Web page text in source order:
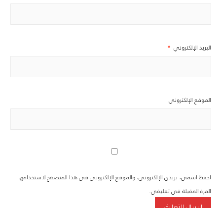
البريد الإلكتروني *
الموقع الإلكتروني
احفظ اسمي، بريدي الإلكتروني، والموقع الإلكتروني في هذا المتصفح لاستخدامها
المرة المقبلة في تعليقي.